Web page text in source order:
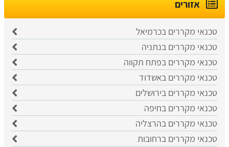
אזורים
טכנאי מקררים בכרמיאל
טכנאי מקררים בנתניה
טכנאי מקררים בפתח תקווה
טכנאי מקררים באשדוד
טכנאי מקררים בירושלים
טכנאי מקררים בחיפה
טכנאי מקררים בהרצליה
טכנאי מקררים ברחובות